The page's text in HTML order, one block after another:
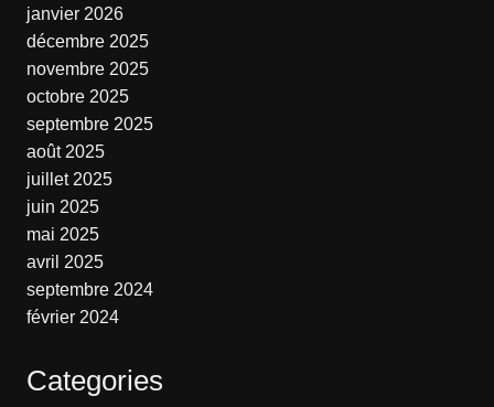
janvier 2026
décembre 2025
novembre 2025
octobre 2025
septembre 2025
août 2025
juillet 2025
juin 2025
mai 2025
avril 2025
septembre 2024
février 2024
Categories